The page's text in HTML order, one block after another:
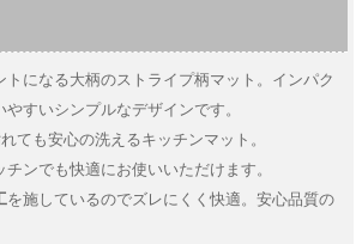
トになる大柄のストライプ柄マット。インパク
やすいシンプルなデザインです。
ても安心の洗えるキッチンマット。
チンでも快適にお使いいただけます。
を施しているのでズレにくく快適。安心品質の